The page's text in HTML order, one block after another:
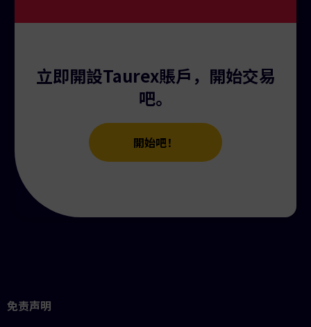
立即開設Taurex賬戶，開始交易
吧。
開始吧！
免责声明